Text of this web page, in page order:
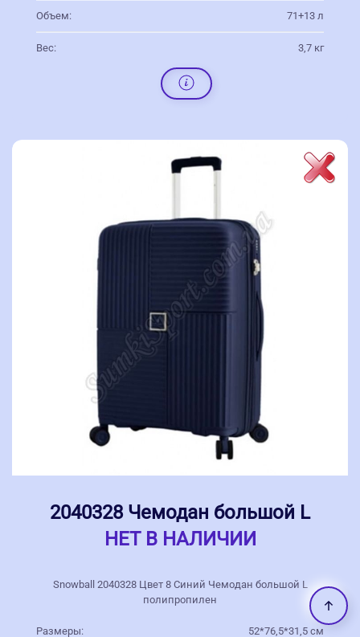
Объем: 71+13 л
Вес: 3,7 кг
2040328 Чемодан большой L
НЕТ В НАЛИЧИИ
Snowball 2040328 Цвет 8 Синий Чемодан большой L
полипропилен
Размеры: 52*76,5*31,5 см